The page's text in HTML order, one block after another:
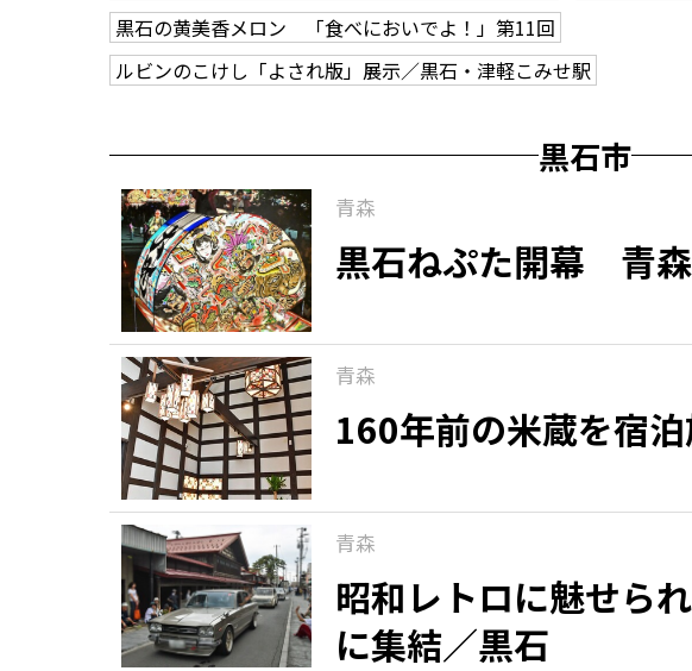
黒石の黄美香メロン 「食べにおいでよ！」第11回
ルビンのこけし「よされ版」展示／黒石・津軽こみせ駅
黒石市
青森
黒石ねぷた開幕 青
青森
160年前の米蔵を宿
青森
昭和レトロに魅せら
に集結／黒石